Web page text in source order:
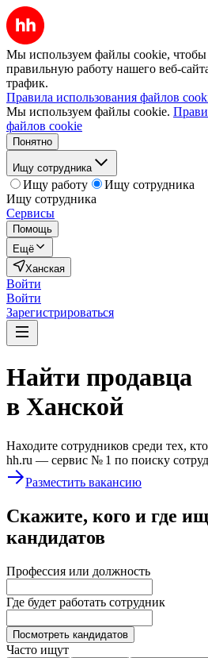
Мы используем файлы cookie, чтобы
правильную работу нашего веб-
трафик.
Правила использования файлов
Мы используем файлы cookie.
файлов cookie
Понятно
Ищу сотрудника
Ищу работу
Ищу сотрудника
Ищу сотрудника
Сервисы
Помощь
Ещё
Ханская
Войти
Войти
Зарегистрироваться
Найти продавца
в Ханской
Находите сотрудников среди тех,
hh.ru — сервис № 1 по поиску
Разместить вакансию
Скажите, кого и где
кандидатов
Профессия или должность
Где будет работать сотрудник
Посмотреть кандидатов
Часто ищут